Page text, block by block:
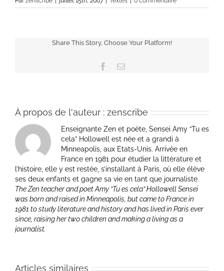
Share This Story, Choose Your Platform!
Facebook
Email
À propos de l'auteur : zenscribe
Enseignante Zen et poète, Sensei Amy “Tu es
cela” Hollowell est née et a grandi à
Minneapolis, aux Etats-Unis. Arrivée en
France en 1981 pour étudier la littérature et
l’histoire, elle y est restée, s’installant à Paris, où elle élève
ses deux enfants et gagne sa vie en tant que journaliste.
The Zen teacher and poet Amy “Tu es cela” Hollowell Sensei
was born and raised in Minneapolis, but came to France in
1981 to study literature and history and has lived in Paris ever
since, raising her two children and making a living as a
journalist.
Articles similaires